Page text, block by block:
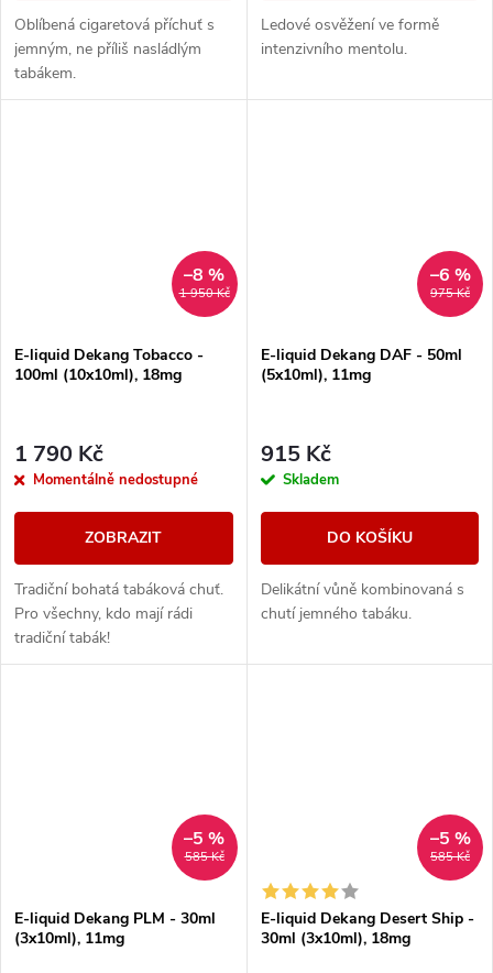
Oblíbená cigaretová příchuť s
jemným, ne příliš nasládlým
tabákem.
Ledové osvěžení ve formě
intenzivního mentolu.
1 950 Kč
–8 %
E-liquid Dekang Tobacco -
100ml (10x10ml), 18mg
1 790 Kč
Momentálně nedostupné
ZOBRAZIT
Tradiční bohatá tabáková chuť.
Pro všechny, kdo mají rádi
tradiční tabák!
975 Kč
–6 %
E-liquid Dekang DAF - 50ml
(5x10ml), 11mg
915 Kč
Skladem
DO KOŠÍKU
Delikátní vůně kombinovaná s
chutí jemného tabáku.
585 Kč
–5 %
E-liquid Dekang PLM - 30ml
(3x10ml), 11mg
585 Kč
–5 %
E-liquid Dekang Desert Ship -
30ml (3x10ml), 18mg